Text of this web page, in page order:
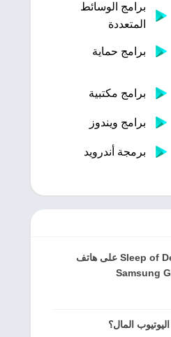
برامج الوسائط
المتعددة
برامج حماية
برامج مكتبية
برامج ويندوز
برمجة أندرويد
حل مشكلة Sleep of Death على هاتف
Samsung
المال؟